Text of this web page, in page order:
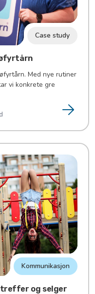
Case study
Med nye rutiner
vi konkrete gre
Kommunikasjon
treffer og selger